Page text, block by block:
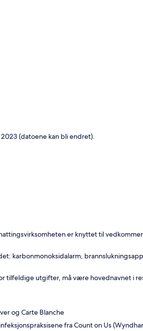
(datoene kan bli endret).
er knyttet til
karbonmonoksidalarm,
tilfeldige utgifter, må være hovednavnet i
og Carte Blanche
fra Count on Us